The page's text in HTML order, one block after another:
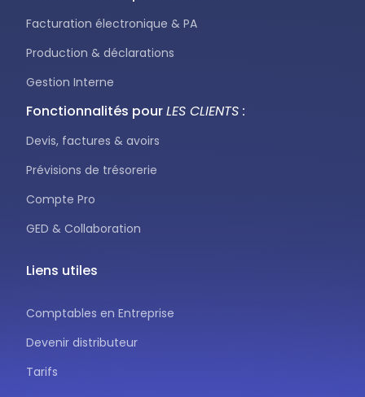
Facturation électronique & PA
Production & déclarations
Gestion Interne
Fonctionnalités pourLES CLIENTS :
Devis, factures & avoirs
Prévisions de trésorerie
Compte Pro
GED & Collaboration
Liens utiles
Comptables en Entreprise
Devenir distributeur
Tarifs